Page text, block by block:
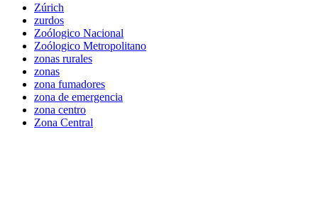
Zúrich
zurdos
Zoólogico Nacional
Zoólogico Metropolitano
zonas rurales
zonas
zona fumadores
zona de emergencia
zona centro
Zona Central